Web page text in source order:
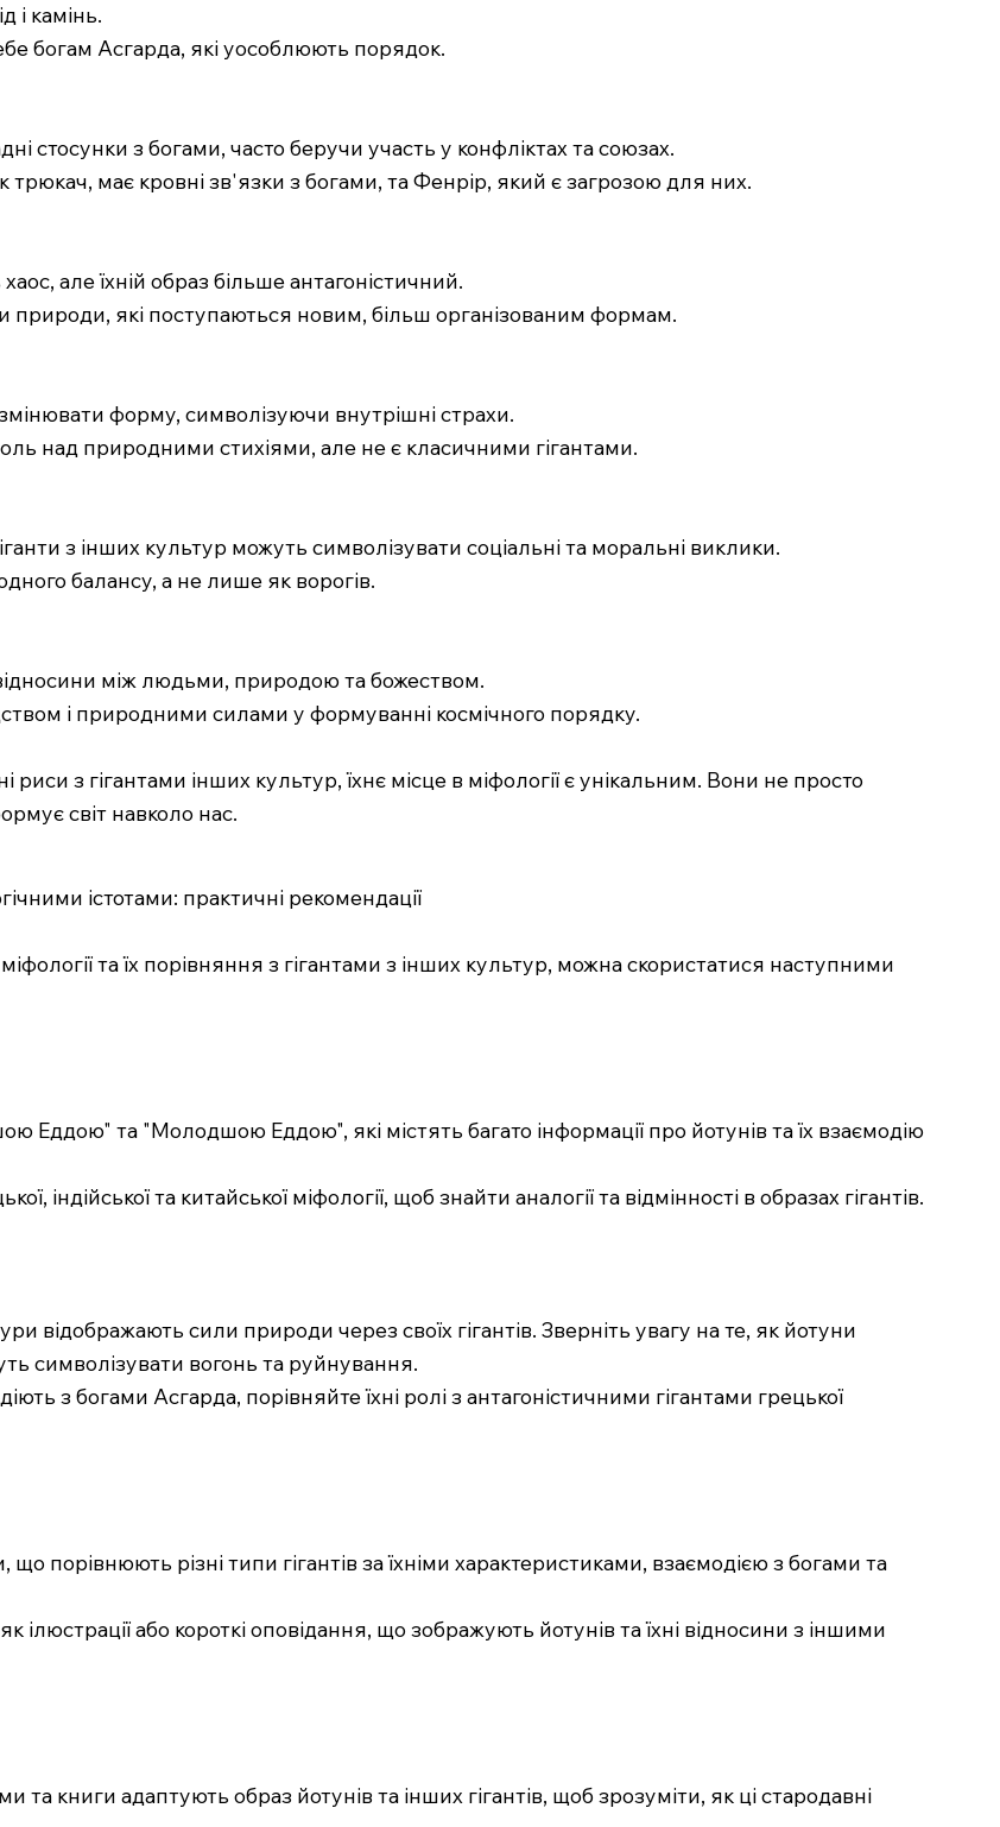
і камінь.
богам Асгарда, які уособлюють порядок.
стосунки з богами, часто беручи участь у конфліктах та союзах.
має кровні зв'язки з богами, та Фенрір, який є загрозою для них.
але їхній образ більше антагоністичний.
природи, які поступаються новим, більш організованим формам.
змінювати форму, символізуючи внутрішні страхи.
над природними стихіями, але не є класичними гігантами.
з інших культур можуть символізувати соціальні та моральні виклики.
балансу, а не лише як ворогів.
між людьми, природою та божеством.
і природними силами у формуванні космічного порядку.
з гігантами інших культур, їхнє місце в міфології є унікальним. Вони не просто
світ навколо нас.
істотами: практичні рекомендації
та їх порівняння з гігантами з інших культур, можна скористатися наступними
Еддою" та "Молодшою Еддою", які містять багато інформації про йотунів та їх взаємодію
індійської та китайської міфології, щоб знайти аналогії та відмінності в образах гігантів.
відображають сили природи через своїх гігантів. Зверніть увагу на те, як йотуни
символізувати вогонь та руйнування.
з богами Асгарда, порівняйте їхні ролі з антагоністичними гігантами грецької
порівнюють різні типи гігантів за їхніми характеристиками, взаємодією з богами та
ілюстрації або короткі оповідання, що зображують йотунів та їхні відносини з іншими
та книги адаптують образ йотунів та інших гігантів, щоб зрозуміти, як ці стародавні